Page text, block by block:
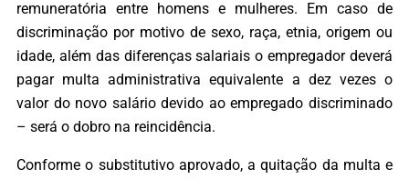
remuneratória entre homens e mulheres. Em caso de
discriminação por motivo de sexo, raça, etnia, origem ou
idade, além das diferenças salariais o empregador deverá
pagar multa administrativa equivalente a dez vezes o
valor do novo salário devido ao empregado discriminado
– será o dobro na reincidência.
Conforme o substitutivo aprovado, a quitação da multa e